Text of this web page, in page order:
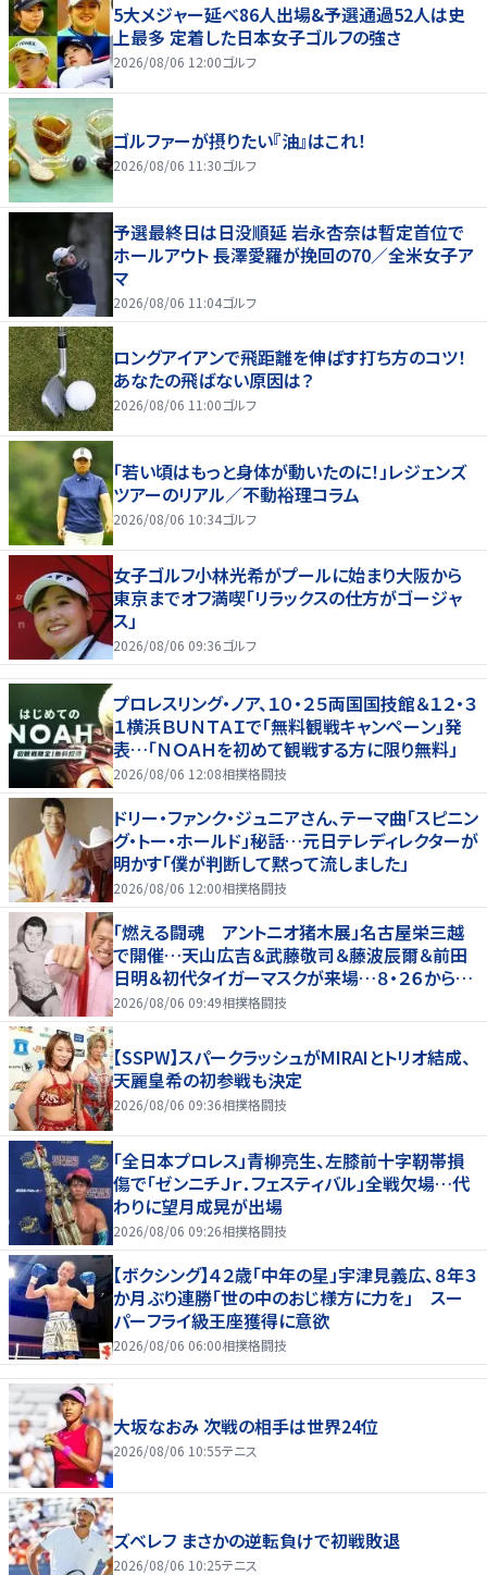
5大メジャー延べ86人出場&予選通過52人は史
上最多 定着した日本女子ゴルフの強さ
2026/08/06 12:00ゴルフ
ゴルファーが摂りたい『油』はこれ！
2026/08/06 11:30ゴルフ
予選最終日は日没順延 岩永杏奈は暫定首位で
ホールアウト 長澤愛羅が挽回の70／全米女子ア
マ
2026/08/06 11:04ゴルフ
ロングアイアンで飛距離を伸ばす打ち方のコツ！
あなたの飛ばない原因は？
2026/08/06 11:00ゴルフ
「若い頃はもっと身体が動いたのに！」レジェンズ
ツアーのリアル／不動裕理コラム
2026/08/06 10:34ゴルフ
女子ゴルフ小林光希がプールに始まり大阪から
東京までオフ満喫「リラックスの仕方がゴージャ
ス」
2026/08/06 09:36ゴルフ
プロレスリング・ノア、１０・２５両国国技館＆１２・３
１横浜ＢＵＮＴＡＩで「無料観戦キャンペーン」発
表…「ＮＯＡＨを初めて観戦する方に限り無料」
2026/08/06 12:08相撲格闘技
ドリー・ファンク・ジュニアさん、テーマ曲「スピニン
グ・トー・ホールド」秘話…元日テレディレクターが
明かす「僕が判断して黙って流しました」
2026/08/06 12:00相撲格闘技
「燃える闘魂 アントニオ猪木展」名古屋栄三越
で開催…天山広吉＆武藤敬司＆藤波辰爾＆前田
日明＆初代タイガーマスクが来場…８・２６から９・
７まで
2026/08/06 09:49相撲格闘技
【SSPW】スパークラッシュがMIRAIとトリオ結成、
天麗皇希の初参戦も決定
2026/08/06 09:36相撲格闘技
「全日本プロレス」青柳亮生、左膝前十字靭帯損
傷で「ゼンニチＪｒ．フェスティバル」全戦欠場…代
わりに望月成晃が出場
2026/08/06 09:26相撲格闘技
【ボクシング】４２歳「中年の星」宇津見義広、８年３
か月ぶり連勝「世の中のおじ様方に力を」 スー
パーフライ級王座獲得に意欲
2026/08/06 06:00相撲格闘技
大坂なおみ 次戦の相手は世界24位
2026/08/06 10:55テニス
ズベレフ まさかの逆転負けで初戦敗退
2026/08/06 10:25テニス